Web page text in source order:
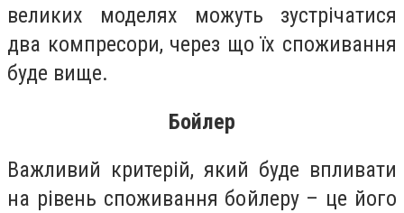
великих моделях можуть зустрічатися
два компресори, через що їх споживання
буде вище.
Бойлер
Важливий критерій, який буде впливати
на рівень споживання бойлеру – це його